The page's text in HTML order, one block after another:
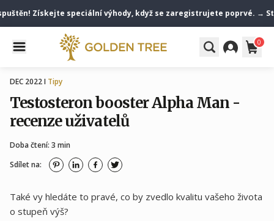
Získejte speciální výhody, když se zaregistrujete poprvé. →
0
DEC 2022 I Tipy
Testosteron booster Alpha Man -
recenze uživatelů
Doba čtení: 3 min
Sdílet na:
Také vy hledáte to pravé, co by zvedlo kvalitu vašeho života
o stupeň výš?